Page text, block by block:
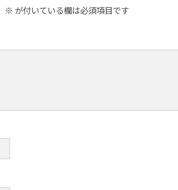
※ が付いている欄は必須項目です